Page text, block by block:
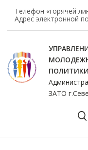
Телефон «горячей
Адрес электронной
ЗАТО